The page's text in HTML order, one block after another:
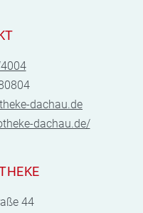
dachau.de
dachau.de/
44